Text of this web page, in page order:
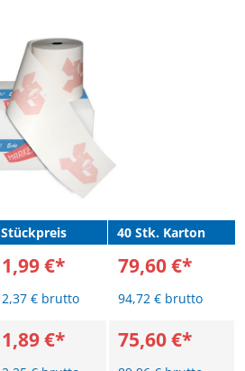
Stückpreis 40 Stk. Karton
1,99 €*
2,37 € brutto
79,60 €*
94,72 € brutto
1,89 €* 75,60 €*